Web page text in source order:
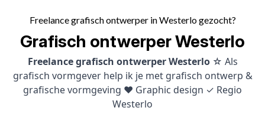
Freelance grafisch ontwerper in Westerlo gezocht?
Grafisch ontwerper Westerlo
Freelance grafisch ontwerper Westerlo ☆ Als
grafisch vormgever help ik je met grafisch ontwerp &
grafische vormgeving ♥ Graphic design ✓ Regio
Westerlo